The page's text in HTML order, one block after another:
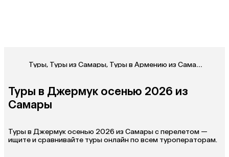
Туры, Туры из Самары, Туры в Армению из Самары
Туры в Джермук осенью 2026 из
Самары
Туры в Джермук осенью 2026 из Самары с перелетом —
ищите и сравнивайте туры онлайн по всем туроператорам.